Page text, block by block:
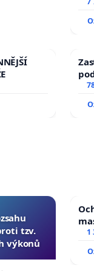
tzv.
výkonů
1